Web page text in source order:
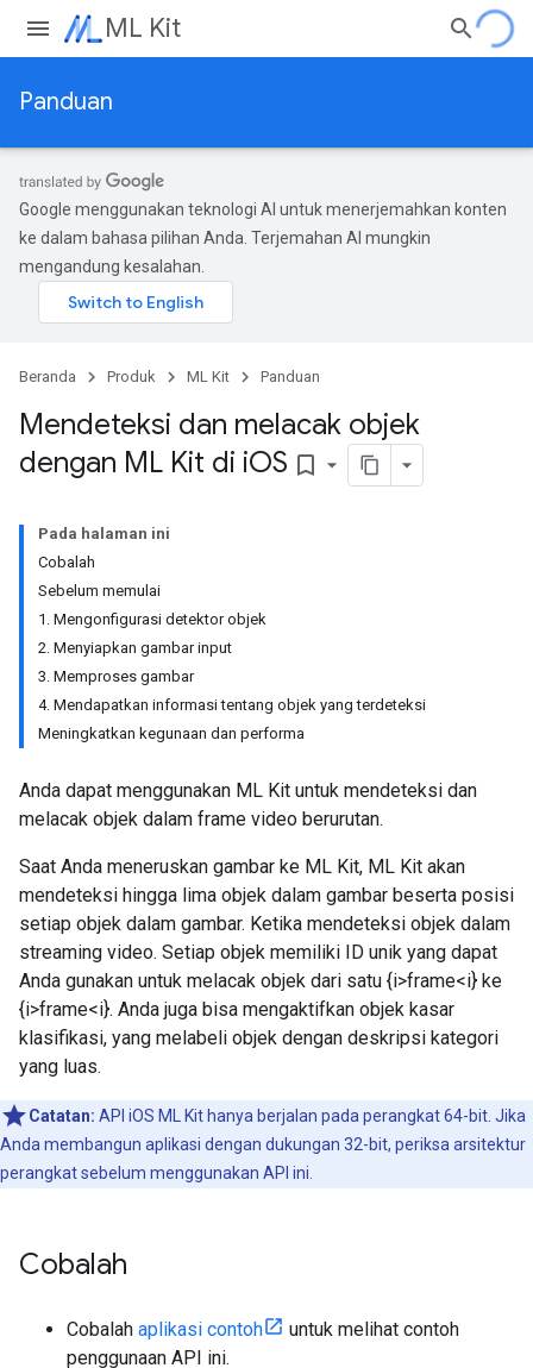
ML Kit
Panduan
Google menggunakan teknologi AI untuk menerjemahkan konten
ke dalam bahasa pilihan Anda. Terjemahan AI mungkin
mengandung kesalahan.
Beranda Produk ML Kit Panduan
Mendeteksi dan melacak objek
dengan ML Kit di iOS bookmark_border
Pada halaman ini
Cobalah
Sebelum memulai
1. Mengonfigurasi detektor objek
2. Menyiapkan gambar input
3. Memproses gambar
4. Mendapatkan informasi tentang objek yang terdeteksi
Meningkatkan kegunaan dan performa
Anda dapat menggunakan ML Kit untuk mendeteksi dan
melacak objek dalam frame video berurutan.
Saat Anda meneruskan gambar ke ML Kit, ML Kit akan
mendeteksi hingga lima objek dalam gambar beserta posisi
setiap objek dalam gambar. Ketika mendeteksi objek dalam
streaming video. Setiap objek memiliki ID unik yang dapat
Anda gunakan untuk melacak objek dari satu {i>frame<i} ke
{i>frame<i}. Anda juga bisa mengaktifkan objek kasar
klasifikasi, yang melabeli objek dengan deskripsi kategori
yang luas.
Catatan: API iOS ML Kit hanya berjalan pada perangkat 64-bit. Jika
Anda membangun aplikasi dengan dukungan 32-bit, periksa arsitektur
perangkat sebelum menggunakan API ini.
Cobalah
Cobalah aplikasi contoh
untuk melihat contoh
penggunaan API ini.